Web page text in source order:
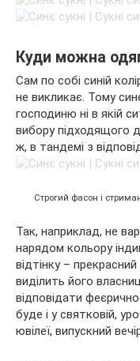
Куди можна
Сам по собі синій
не викликає. Тому
господиню ні в якій
вибору підходящого
ж, в тандемі з
Строгий фасон і
Так, наприклад, не
нарядом кольору
відтінку –
виділить його
відповідати
буде і у святковій,
ювілеї, випускний